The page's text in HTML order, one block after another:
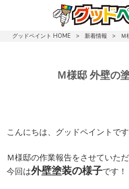
グッドペイント HOME
> 新着情報 > Ｍ
Ｍ様邸 外壁の
こんにちは、グッドペイントです
Ｍ様邸の作業報告をさせていた
今回は外壁塗装の様子です！